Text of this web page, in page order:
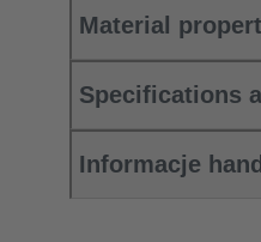
Material
Specifications
Informacje